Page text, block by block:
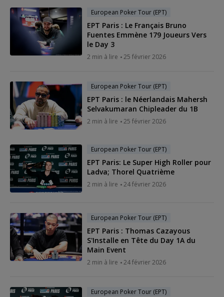
European Poker Tour (EPT)
EPT Paris : Le Français Bruno
Fuentes Emmène 179 Joueurs Vers
le Day 3
2 min à lire 25 février 2026
European Poker Tour (EPT)
EPT Paris : le Néerlandais Mahersh
Selvakumaran Chipleader du 1B
2 min à lire 25 février 2026
European Poker Tour (EPT)
EPT Paris: Le Super High Roller pour
Ladva; Thorel Quatrième
2 min à lire 24 février 2026
European Poker Tour (EPT)
EPT Paris : Thomas Cazayous
S'Installe en Tête du Day 1A du
Main Event
2 min à lire 24 février 2026
European Poker Tour (EPT)